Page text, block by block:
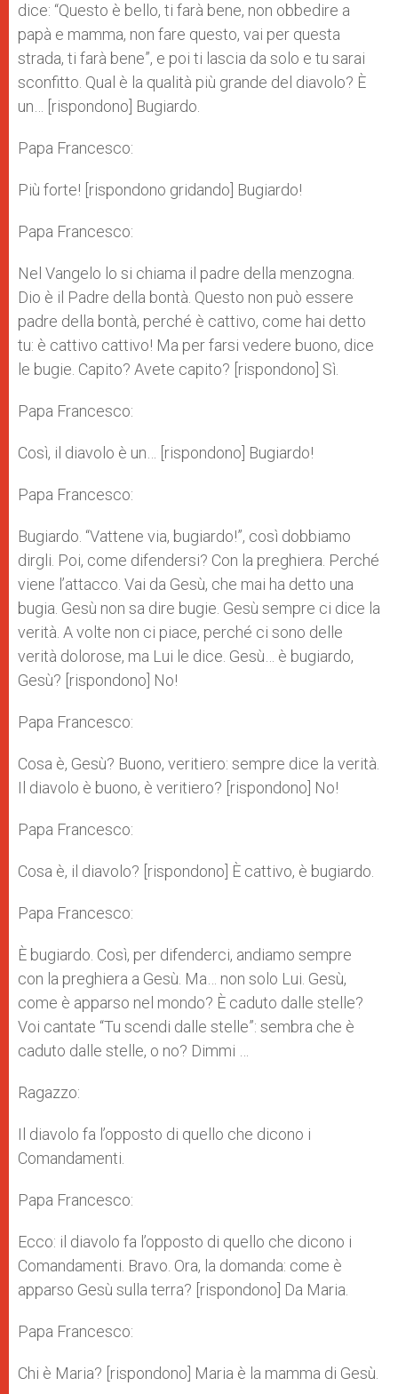
dice: “Questo è bello, ti farà bene, non obbedire a
papà e mamma, non fare questo, vai per questa
strada, ti farà bene”, e poi ti lascia da solo e tu sarai
sconfitto. Qual è la qualità più grande del diavolo? È
un… [rispondono] Bugiardo.
Papa Francesco:
Più forte! [rispondono gridando] Bugiardo!
Papa Francesco:
Nel Vangelo lo si chiama il padre della menzogna.
Dio è il Padre della bontà. Questo non può essere
padre della bontà, perché è cattivo, come hai detto
tu: è cattivo cattivo! Ma per farsi vedere buono, dice
le bugie. Capito? Avete capito? [rispondono] Sì.
Papa Francesco:
Così, il diavolo è un… [rispondono] Bugiardo!
Papa Francesco:
Bugiardo. “Vattene via, bugiardo!”, così dobbiamo
dirgli. Poi, come difendersi? Con la preghiera. Perché
viene l’attacco. Vai da Gesù, che mai ha detto una
bugia. Gesù non sa dire bugie. Gesù sempre ci dice la
verità. A volte non ci piace, perché ci sono delle
verità dolorose, ma Lui le dice. Gesù… è bugiardo,
Gesù? [rispondono] No!
Papa Francesco:
Cosa è, Gesù? Buono, veritiero: sempre dice la verità.
Il diavolo è buono, è veritiero? [rispondono] No!
Papa Francesco:
Cosa è, il diavolo? [rispondono] È cattivo, è bugiardo.
Papa Francesco:
È bugiardo. Così, per difenderci, andiamo sempre
con la preghiera a Gesù. Ma… non solo Lui. Gesù,
come è apparso nel mondo? È caduto dalle stelle?
Voi cantate “Tu scendi dalle stelle”: sembra che è
caduto dalle stelle, o no? Dimmi …
Ragazzo:
Il diavolo fa l’opposto di quello che dicono i
Comandamenti.
Papa Francesco:
Ecco: il diavolo fa l’opposto di quello che dicono i
Comandamenti. Bravo. Ora, la domanda: come è
apparso Gesù sulla terra? [rispondono] Da Maria.
Papa Francesco:
Chi è Maria? [rispondono] Maria è la mamma di Gesù.